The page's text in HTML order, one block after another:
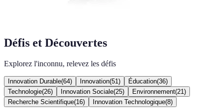
Défis et Découvertes
Explorez l'inconnu, relevez les défis
Innovation Durable(64) Innovation(51 ) Éducation(36)
Technologie(26) Innovation Sociale(25) Environnement(21 )
Recherche Scientifique(16) Innovation Technologique(8)